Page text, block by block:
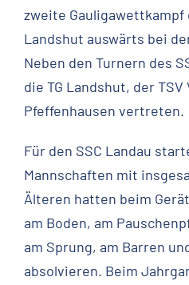
zweite Gauligawettkampf
Landshut auswärts bei
Neben den Turnern des
die TG Landshut, der
Pfeffenhausen vertreten.
Für den SSC Landau
Mannschaften mit
Älteren hatten beim
am Boden, am
am Sprung, am Barren
absolvieren. Beim